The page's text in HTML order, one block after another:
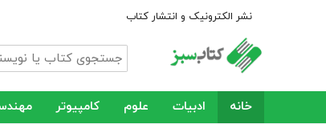
نشر الکترونیک و انتشار کتاب
خانه ادبیات علوم کامپیوتر